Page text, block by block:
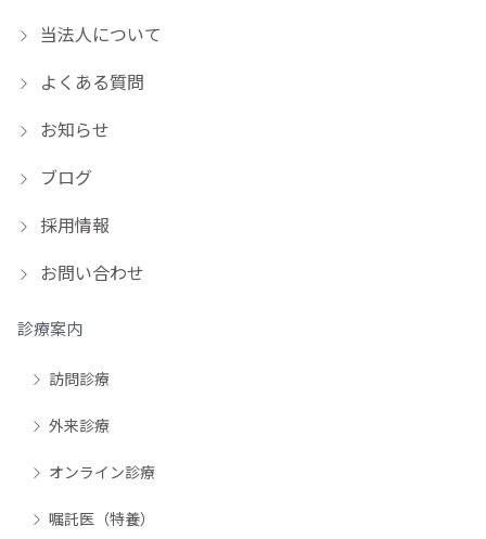
当法人について
よくある質問
お知らせ
ブログ
採用情報
お問い合わせ
診療案内
訪問診療
外来診療
オンライン診療
嘱託医（特養）